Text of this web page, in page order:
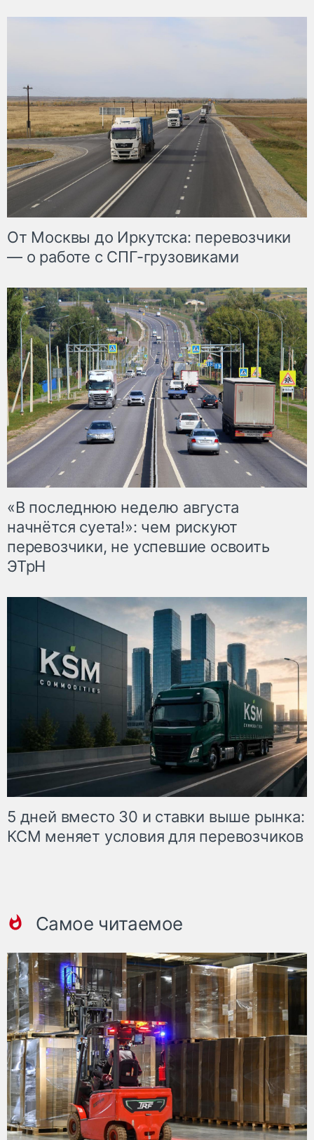
От Москвы до Иркутска: перевозчики
— о работе с СПГ-грузовиками
«В последнюю неделю августа
начнётся суета!»: чем рискуют
перевозчики, не успевшие освоить
ЭТрН
5 дней вместо 30 и ставки выше рынка:
КСМ меняет условия для перевозчиков
Самое читаемое